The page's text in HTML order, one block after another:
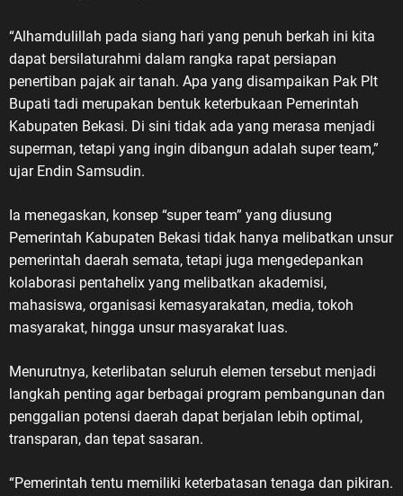
“Alhamdulillah pada siang hari yang penuh berkah ini kita
dapat bersilaturahmi dalam rangka rapat persiapan
penertiban pajak air tanah. Apa yang disampaikan Pak Plt
Bupati tadi merupakan bentuk keterbukaan Pemerintah
Kabupaten Bekasi. Di sini tidak ada yang merasa menjadi
superman, tetapi yang ingin dibangun adalah super team,”
ujar Endin Samsudin.
Ia menegaskan, konsep “super team” yang diusung
Pemerintah Kabupaten Bekasi tidak hanya melibatkan unsur
pemerintah daerah semata, tetapi juga mengedepankan
kolaborasi pentahelix yang melibatkan akademisi,
mahasiswa, organisasi kemasyarakatan, media, tokoh
masyarakat, hingga unsur masyarakat luas.
Menurutnya, keterlibatan seluruh elemen tersebut menjadi
langkah penting agar berbagai program pembangunan dan
penggalian potensi daerah dapat berjalan lebih optimal,
transparan, dan tepat sasaran.
“Pemerintah tentu memiliki keterbatasan tenaga dan pikiran.